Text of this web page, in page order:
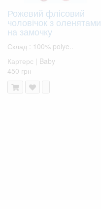
Рожевий флісовий
чоловічок з оленятами
на замочку
Склад : 100% polye..
Картерс | Baby
450 грн